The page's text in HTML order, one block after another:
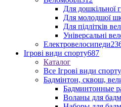
Для дошкільної
Для молодшої
Для підлітків
Універсальні
Електровелосипеди
Ігрові види спорту687
Каталог
Все Ігрові види спорту
Бадмінтон, сквош,
Бадминтонные
Воланы для